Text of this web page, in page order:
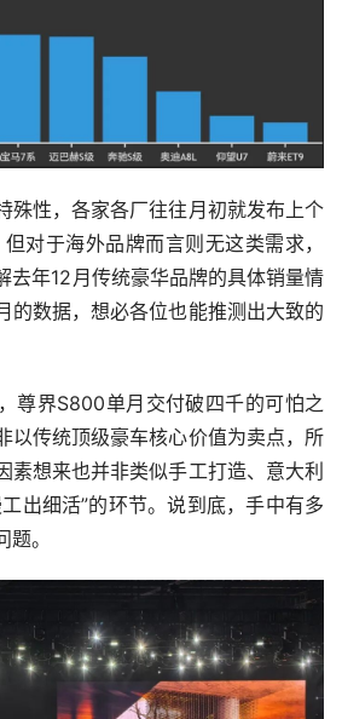
殊性，各家各厂往往月初就发布上个
对于海外品牌而言则无这类需求，
去年12月传统豪华品牌的具体销量情
的数据，想必各位也能推测出大致的
尊界S800单月交付破四千的可怕之
以传统顶级豪车核心价值为卖点，所
素想来也并非类似手工打造、意大利
出细活”的环节。说到底，手中有多
。